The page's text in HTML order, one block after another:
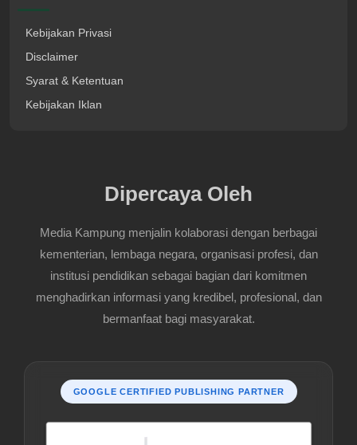
Kebijakan Privasi
Disclaimer
Syarat & Ketentuan
Kebijakan Iklan
Dipercaya Oleh
Media Kampung menjalin kolaborasi dengan berbagai
kementerian, lembaga negara, organisasi profesi, dan
institusi pendidikan sebagai bagian dari komitmen
menghadirkan informasi yang kredibel, profesional, dan
bermanfaat bagi masyarakat.
GOOGLE CERTIFIED PUBLISHING PARTNER